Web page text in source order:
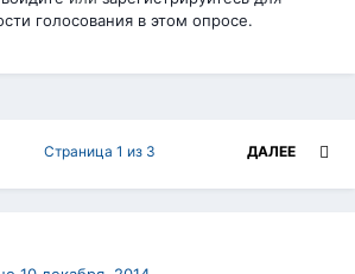
голосования в этом опросе.
ДАЛЕЕ
Страница 1 из 3